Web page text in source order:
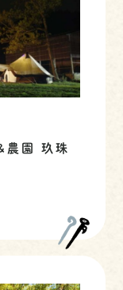
農園 玖珠